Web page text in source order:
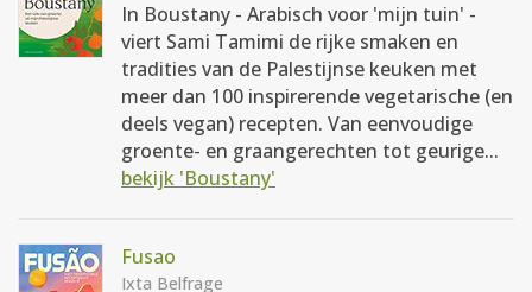
In Boustany - Arabisch voor 'mijn tuin' -
viert Sami Tamimi de rijke smaken en
tradities van de Palestijnse keuken met
meer dan 100 inspirerende vegetarische (en
deels vegan) recepten. Van eenvoudige
groente- en graangerechten tot geurige...
bekijk 'Boustany'
Fusao
Ixta Belfrage